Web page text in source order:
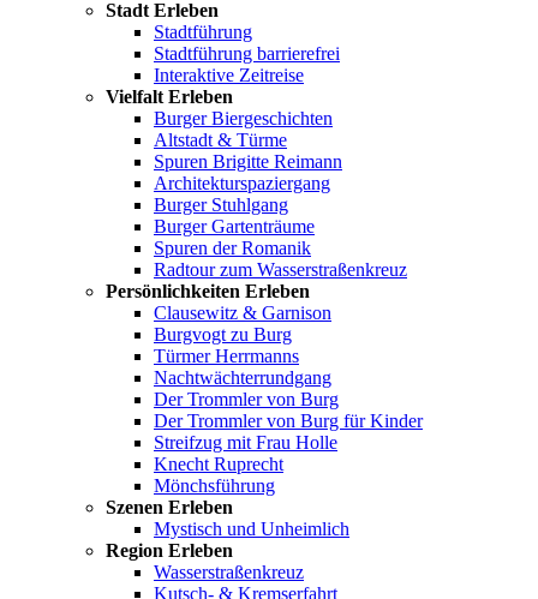
Stadt Erleben
Stadtführung
Stadtführung barrierefrei
Interaktive Zeitreise
Vielfalt Erleben
Burger Biergeschichten
Altstadt & Türme
Spuren Brigitte Reimann
Architekturspaziergang
Burger Stuhlgang
Burger Gartenträume
Spuren der Romanik
Radtour zum Wasserstraßenkreuz
Persönlichkeiten Erleben
Clausewitz & Garnison
Burgvogt zu Burg
Türmer Herrmanns
Nachtwächterrundgang
Der Trommler von Burg
Der Trommler von Burg für Kinder
Streifzug mit Frau Holle
Knecht Ruprecht
Mönchsführung
Szenen Erleben
Mystisch und Unheimlich
Region Erleben
Wasserstraßenkreuz
Kutsch- & Kremserfahrt